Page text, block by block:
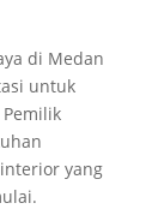
di Medan
untuk
yang